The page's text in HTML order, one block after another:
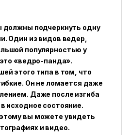
должны подчеркнуть одну
Один из видов ведер,
популярностью у
«ведро-панда».
этого типа в том, что
Он не ломается даже
Даже после изгиба
исходное состояние.
вы можете увидеть
и видео.